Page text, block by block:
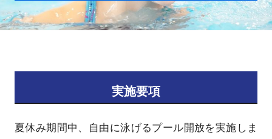
実施要項
夏休み期間中、自由に泳げるプール開放を実施しま